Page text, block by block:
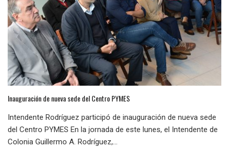
Inauguración de nueva sede del Centro PYMES
Intendente Rodríguez participó de inauguración de nueva sede
del Centro PYMES En la jornada de este lunes, el Intendente de
Colonia Guillermo A. Rodríguez,...